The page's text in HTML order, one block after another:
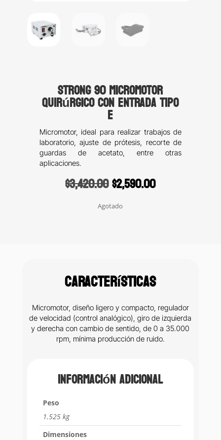
Strong 90 micromotor
quirúrgico con entrada tipo
E
Micromotor, ideal para realizar trabajos de
laboratorio, ajuste de prótesis, recorte de
guardas de acetato, entre otras
aplicaciones.
$3,420.00Original
price
was:
$2,590.00Current
Agotado
Características
Micromotor, diseño ligero y compacto, regulador
de velocidad (control analógico), giro de izquierda
y derecha con cambio de sentido, de 0 a 35.000
rpm, mínima producción de ruido.
Información adicional
Peso
1.525 kg
Dimensiones